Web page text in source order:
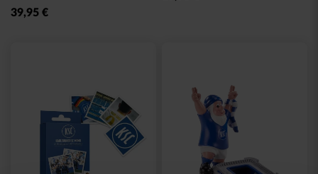
39,95 €